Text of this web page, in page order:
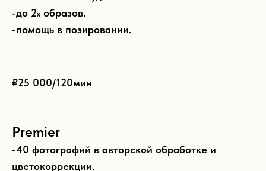
-до 2х образов.
-помощь в позировании.
₽25 000/120мин
Premier
-40 фотографий в авторской обработке и
цветокоррекции.